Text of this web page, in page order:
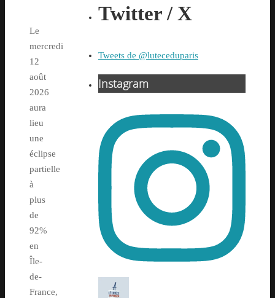
Le
mercredi
12
août
2026
aura
lieu
une
éclipse
partielle
à
plus
de
92%
en
Île-
de-
France,
Twitter / X
Tweets de @luteceduparis
Instagram